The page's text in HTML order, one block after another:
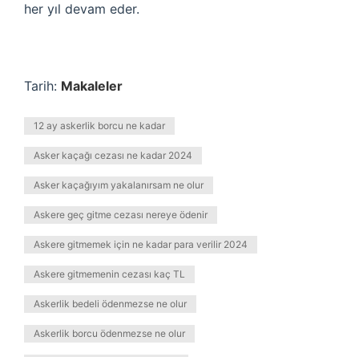
her yıl devam eder.
Tarih: Makaleler
12 ay askerlik borcu ne kadar
Asker kaçağı cezası ne kadar 2024
Asker kaçağıyım yakalanırsam ne olur
Askere geç gitme cezası nereye ödenir
Askere gitmemek için ne kadar para verilir 2024
Askere gitmemenin cezası kaç TL
Askerlik bedeli ödenmezse ne olur
Askerlik borcu ödenmezse ne olur